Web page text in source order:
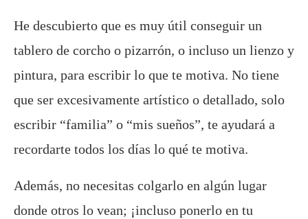
He descubierto que es muy útil conseguir un
tablero de corcho o pizarrón, o incluso un lienzo y
pintura, para escribir lo que te motiva. No tiene
que ser excesivamente artístico o detallado, solo
escribir “familia” o “mis sueños”, te ayudará a
recordarte todos los días lo qué te motiva.
Además, no necesitas colgarlo en algún lugar
donde otros lo vean; ¡incluso ponerlo en tu